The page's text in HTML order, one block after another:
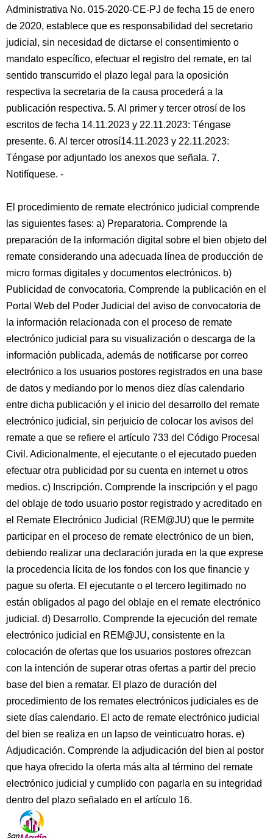
Administrativa No. 015-2020-CE-PJ de fecha 15 de enero
de 2020, establece que es responsabilidad del secretario
judicial, sin necesidad de dictarse el consentimiento o
mandato específico, efectuar el registro del remate, en tal
sentido transcurrido el plazo legal para la oposición
respectiva la secretaria de la causa procederá a la
publicación respectiva. 5. Al primer y tercer otrosí de los
escritos de fecha 14.11.2023 y 22.11.2023: Téngase
presente. 6. Al tercer otrosí14.11.2023 y 22.11.2023:
Téngase por adjuntado los anexos que señala. 7.
Notifíquese. -
El procedimiento de remate electrónico judicial comprende
las siguientes fases: a) Preparatoria. Comprende la
preparación de la información digital sobre el bien objeto del
remate considerando una adecuada línea de producción de
micro formas digitales y documentos electrónicos. b)
Publicidad de convocatoria. Comprende la publicación en el
Portal Web del Poder Judicial del aviso de convocatoria de
la información relacionada con el proceso de remate
electrónico judicial para su visualización o descarga de la
información publicada, además de notificarse por correo
electrónico a los usuarios postores registrados en una base
de datos y mediando por lo menos diez días calendario
entre dicha publicación y el inicio del desarrollo del remate
electrónico judicial, sin perjuicio de colocar los avisos del
remate a que se refiere el artículo 733 del Código Procesal
Civil. Adicionalmente, el ejecutante o el ejecutado pueden
efectuar otra publicidad por su cuenta en internet u otros
medios. c) Inscripción. Comprende la inscripción y el pago
del oblaje de todo usuario postor registrado y acreditado en
el Remate Electrónico Judicial (REM@JU) que le permite
participar en el proceso de remate electrónico de un bien,
debiendo realizar una declaración jurada en la que exprese
la procedencia lícita de los fondos con los que financie y
pague su oferta. El ejecutante o el tercero legitimado no
están obligados al pago del oblaje en el remate electrónico
judicial. d) Desarrollo. Comprende la ejecución del remate
electrónico judicial en REM@JU, consistente en la
colocación de ofertas que los usuarios postores ofrezcan
con la intención de superar otras ofertas a partir del precio
base del bien a rematar. El plazo de duración del
procedimiento de los remates electrónicos judiciales es de
siete días calendario. El acto de remate electrónico judicial
del bien se realiza en un lapso de veinticuatro horas. e)
Adjudicación. Comprende la adjudicación del bien al postor
que haya ofrecido la oferta más alta al término del remate
electrónico judicial y cumplido con pagarla en su integridad
dentro del plazo señalado en el artículo 16.